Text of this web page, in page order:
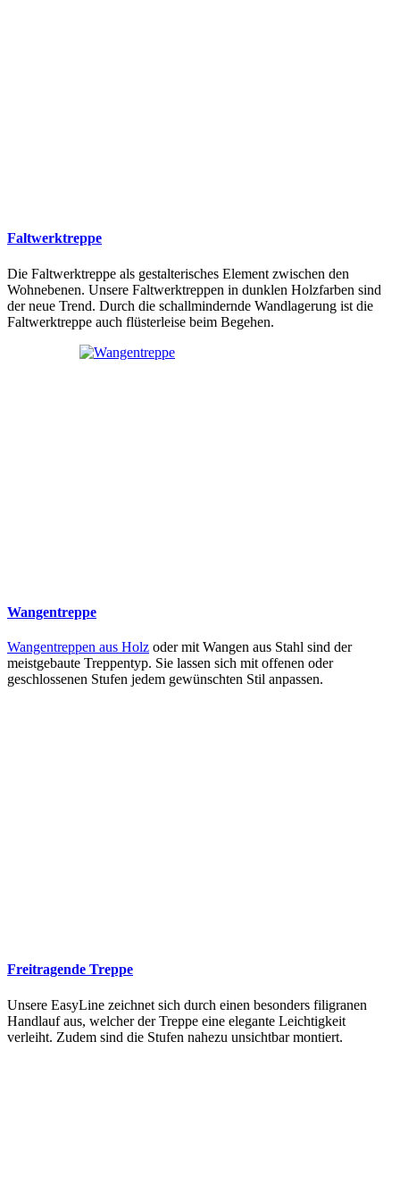
Faltwerktreppe
Die Faltwerktreppe als gestalterisches Element zwischen den
Wohnebenen. Unsere Faltwerktreppen in dunklen Holzfarben sind
der neue Trend. Durch die schallmindernde Wandlagerung ist die
Faltwerktreppe auch flüsterleise beim Begehen.
Wangentreppe
Wangentreppen aus Holz oder mit Wangen aus Stahl sind der
meistgebaute Treppentyp. Sie lassen sich mit offenen oder
geschlossenen Stufen jedem gewünschten Stil anpassen.
Freitragende Treppe
Unsere EasyLine zeichnet sich durch einen besonders filigranen
Handlauf aus, welcher der Treppe eine elegante Leichtigkeit
verleiht. Zudem sind die Stufen nahezu unsichtbar montiert.